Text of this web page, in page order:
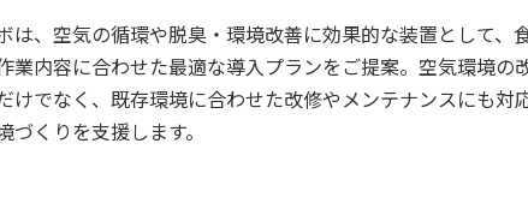
は、空気の循環や脱臭・環境改善に効果的な装置として
業内容に合わせた最適な導入プランをご提案。空気環境の
けでなく、既存環境に合わせた改修やメンテナンスにも
づくりを支援します。